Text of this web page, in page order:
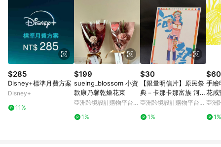
$285
Disney+標準月費方案
Disney+
11%
$199
sueing_blossom 小資
款康乃馨乾燥花束
亞洲跨境設計購物平台
1%
$30
【限量明信片】原民祭
典－卡那卡那富族 河祭
聖誕禮物 交換禮物
亞洲跨境設計購物平台
1%
$60
手繪
花咸
亞洲
1%